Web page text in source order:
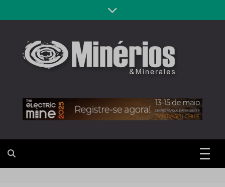
to
Revista
Minérios &